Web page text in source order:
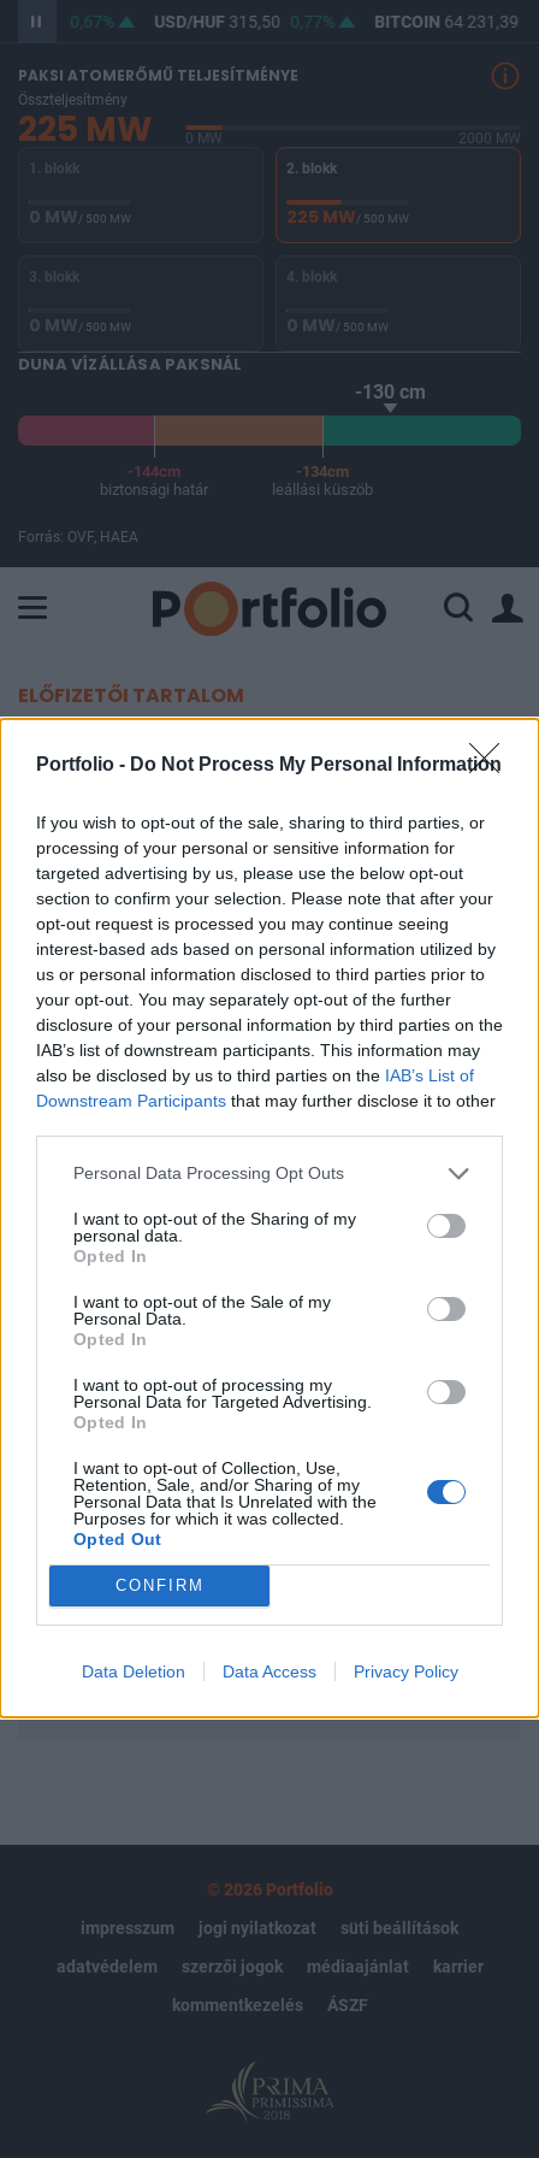
Portfolio - Do Not Process My Personal Information
If you wish to opt-out of the sale, sharing to third parties, or
processing of your personal or sensitive information for
targeted advertising by us, please use the below opt-out
section to confirm your selection. Please note that after your
opt-out request is processed you may continue seeing
interest-based ads based on personal information utilized by
us or personal information disclosed to third parties prior to
your opt-out. You may separately opt-out of the further
disclosure of your personal information by third parties on the
IAB’s list of downstream participants. This information may
also be disclosed by us to third parties on the IAB’s List of
Downstream Participants that may further disclose it to other
Personal Data Processing Opt Outs
I want to opt-out of the Sharing of my
personal data.
Opted In
I want to opt-out of the Sale of my
Personal Data.
Opted In
I want to opt-out of processing my
Personal Data for Targeted Advertising.
Opted In
I want to opt-out of Collection, Use,
Retention, Sale, and/or Sharing of my
Personal Data that Is Unrelated with the
Purposes for which it was collected.
Opted Out
CONFIRM
Data Deletion Data Access Privacy Policy
364,14 0,67% USD/HUF315,50 0,77% BITCOIN64 231,39
PAKSI ATOMERŐMŰ TELJESÍTMÉNYE
Összteljesítmény
225 MW 0 MW
2000 MW
1. blokk
0 MW/ 500 MW
2. blokk
225 MW/ 500 MW
3. blokk
0 MW/ 500 MW
4. blokk
0 MW/ 500 MW
DUNA VÍZÁLLÁSA PAKSNÁL
-130 cm
-144cm
biztonsági határ
-134cm
leállási küszöb
Forrás: OVF, HAEA
ELŐFIZETŐI TARTALOM
Egy lépéssel közelebb a Puma
Portfolio
2007. április 10. 09:43
A luxuscikkek forgalmazásával foglalkozó PPR
27%-nyi tulajdont vásárolt a Puma-ban, és
ajánlatot tesz a maradék részesedére is, amiért
összesen 5.3 milliárd eurót ajánl. Az ajánlat
részvényenként 330 euró, ami közel 5%-os
prémiumot jelent a csütörtöki záróárhoz képest.
előrejelzései szerint rekordméretű bevételre tesznek szert
ebben az évben, miután az árbevétel közel
megnégyszereződött az elmúlt 5 évben.
KEDVES OLVASÓNK!
tartozik, melynek olvasása előfizetéses
regisztrációhoz kötött.
Az előfizetés a következőket tartalmazza:
Portfolio.hu teljes cikkarchívum
Kötéslisták: BÉT elmúlt 2 év napon belüli
kötéslistái
Előfizetés
© 2026 Portfolio
impresszum
jogi nyilatkozat
süti beállítások
adatvédelem
szerzői jogok médiaajánlat
karrier
kommentkezelés
ÁSZF